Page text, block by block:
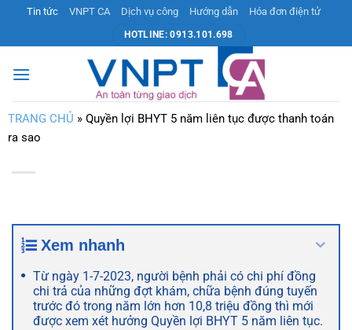
nội
dung
Tin tức VNPT CA Dịch vụ công Hướng dẫn Hóa đơn điện tử
HOTLINE: 0913.101.698
TRANG CHỦ » Quyền lợi BHYT 5 năm liên tục được thanh toán
ra sao
Xem nhanh
Từ ngày 1-7-2023, người bệnh phải có chi phí đồng
chi trả của những đợt khám, chữa bệnh đúng tuyến
trước đó trong năm lớn hơn 10,8 triệu đồng thì mới
được xem xét hưởng Quyền lợi BHYT 5 năm liên tục.